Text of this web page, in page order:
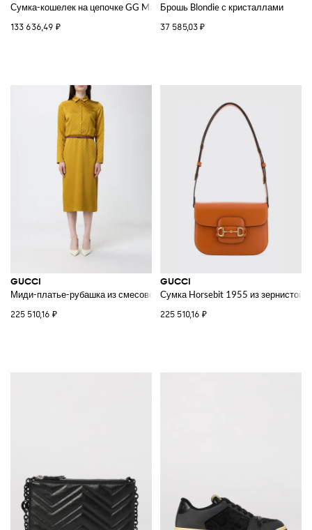
Сумка-кошелек на цепочке GG Marmont
133 636,49 ₽
Брошь Blondie с кристаллами
37 585,03 ₽
GUCCI
Миди-платье-рубашка из смесового шелка с узором GG
225 510,16 ₽
GUCCI
Сумка Horsebit 1955 из зернистой
225 510,16 ₽